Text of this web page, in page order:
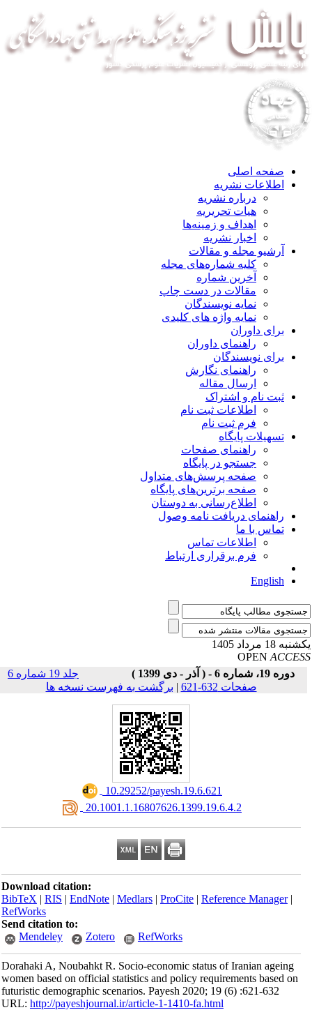
صفحه اصلی
اطلاعات نشریه
درباره نشریه
هیات تحریریه
اهداف و زمینه‌ها
اخبار نشریه
آرشیو مجله و مقالات
کلیه شماره‌های مجله
آخرین شماره
مقالات در دست چاپ
نمایه نویسندگان
نمایه واژه های کلیدی
برای داوران
راهنمای داوران
برای نویسندگان
راهنمای نگارش
ارسال مقاله
ثبت نام و اشتراک
اطلاعات ثبت نام
فرم ثبت نام
تسهیلات پایگاه
راهنمای صفحات
جستجو در پایگاه
صفحه پرسش‌های متداول
صفحه برترین‌های پایگاه
اطلاع‌رسانی به دوستان
راهنمای دریافت نامه وصول
تماس با ما
اطلاعات تماس
فرم برقراری ارتباط
English
18 مرداد 1405
OPEN
دوره 19، شماره 6 - ( آذر - دی 1399 )
جلد 19 شماره 6
صفحات 632-621
|برگشت به فهرست نسخه ها
‎ 10.29252/payesh.19.6.621
‎ 20.1001.1.16807626.1399.19.6.4.2
Download citation:
BibTeX|RIS|EndNote|Medlars|ProCite|Reference Manager
RefWorks
Send citation to:
Mendeley
Zotero RefWorks
Dorahaki A, Noubahkt R. Socio-economic status of Iranian ageing
women based on official statistics and policy requirements based on
futuristic demographic scenarios. Payesh 2020; 19 (6) :621-632
URL:http://payeshjournal.ir/article-1-1410-fa.html